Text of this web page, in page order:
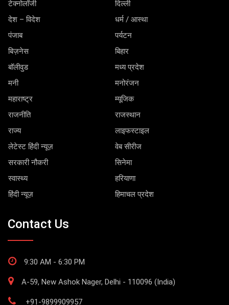
टेक्नोलॉजी
दिल्ली
देश – विदेश
धर्म / आस्था
पंजाब
पर्यटन
बिज़नेस
बिहार
बॉलीवुड
मध्य प्रदेश
मनी
मनोरंजन
महाराष्ट्र
म्यूजिक
राजनीति
राजस्थान
राज्य
लाइफस्टाइल
लेटेस्ट हिंदी न्यूज़
वेब सीरीज
सरकारी नौकरी
सिनेमा
स्वास्थ्य
हरियाणा
हिंदी न्यूज़
हिमाचल प्रदेश
Contact Us
9:30 AM - 6:30 PM
A-59, New Ashok Nager, Delhi - 110096 (India)
+91-9899909957